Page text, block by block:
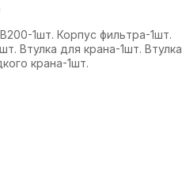
1шт. Корпус фильтра-1шт.
Втулка для крана-1шт. Втулка
крана-1шт.